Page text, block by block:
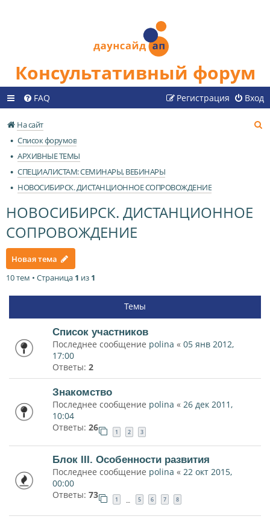
Консультативный форум
FAQ Вход
Регистрация
На сайт
Список форумов
АРХИВНЫЕ ТЕМЫ
СПЕЦИАЛИСТАМ: СЕМИНАРЫ, ВЕБИНАРЫ
НОВОСИБИРСК. ДИСТАНЦИОННОЕ СОПРОВОЖДЕНИЕ
НОВОСИБИРСК. ДИСТАНЦИОННОЕ
СОПРОВОЖДЕНИЕ
Новая тема
10 тем • Страница 1 из 1
Темы
Список участников
Последнее сообщение polina « 05 янв 2012,
17:00
Ответы: 2
Знакомство
Последнее сообщение polina « 26 дек 2011,
10:04
Ответы: 26 1 2 3
Блок III. Особенности развития
Последнее сообщение polina « 22 окт 2015,
00:00
Ответы: 73 1 … 5 6 7 8